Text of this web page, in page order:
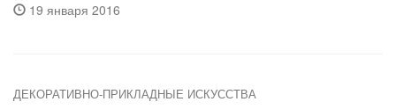
19 января 2016
ДЕКОРАТИВНО-ПРИКЛАДНЫЕ ИСКУССТВА